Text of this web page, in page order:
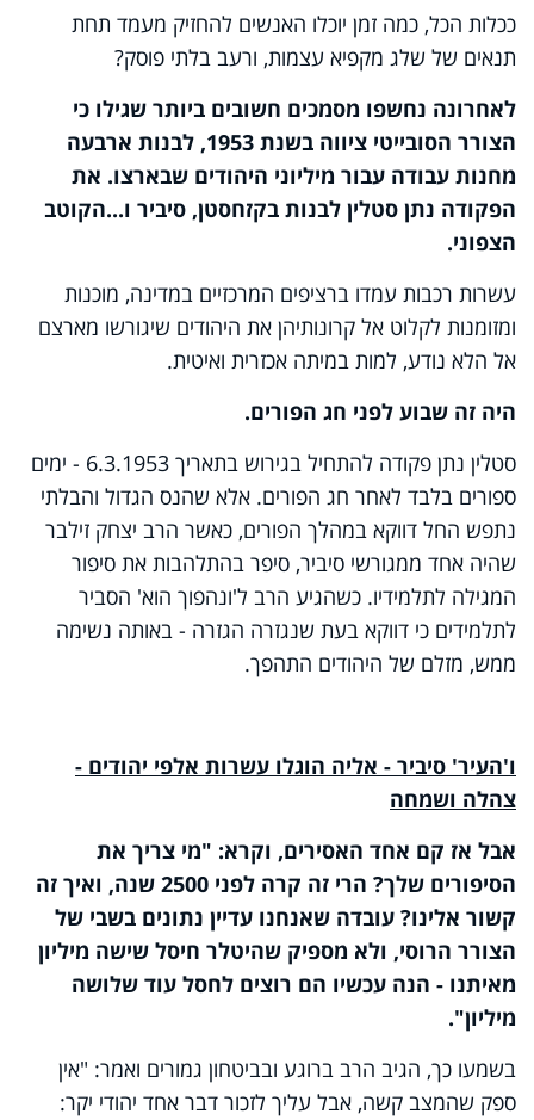
ככלות הכל, כמה זמן יוכלו האנשים להחזיק מעמד תחת
תנאים של שלג מקפיא עצמות, ורעב בלתי פוסק?
לאחרונה נחשפו מסמכים חשובים ביותר שגילו כי
הצורר הסובייטי ציווה בשנת 1953, לבנות ארבעה
מחנות עבודה עבור מיליוני היהודים שבארצו. את
הפקודה נתן סטלין לבנות בקזחסטן, סיביר ו...הקוטב
הצפוני.
עשרות רכבות עמדו ברציפים המרכזיים במדינה, מוכנות
ומזומנות לקלוט אל קרונותיהן את היהודים שיגורשו מארצם
אל הלא נודע, למות במיתה אכזרית ואיטית.
היה זה שבוע לפני חג הפורים.
סטלין נתן פקודה להתחיל בגירוש בתאריך 6.3.1953 - ימים
ספורים בלבד לאחר חג הפורים. אלא שהנס הגדול והבלתי
נתפש החל דווקא במהלך הפורים, כאשר הרב יצחק זילבר
שהיה אחד ממגורשי סיביר, סיפר בהתלהבות את סיפור
המגילה לתלמידיו. כשהגיע הרב ל'ונהפוך הוא' הסביר
לתלמידים כי דווקא בעת שנגזרה הגזרה - באותה נשימה
ממש, מזלם של היהודים התהפך.
ו'העיר' סיביר - אליה הוגלו עשרות אלפי יהודים -
צהלה ושמחה
אבל אז קם אחד האסירים, וקרא: "מי צריך את
הסיפורים שלך? הרי זה קרה לפני 2500 שנה, ואיך זה
קשור אלינו? עובדה שאנחנו עדיין נתונים בשבי של
הצורר הרוסי, ולא מספיק שהיטלר חיסל שישה מיליון
מאיתנו - הנה עכשיו הם רוצים לחסל עוד שלושה
מיליון".
בשמעו כך, הגיב הרב ברוגע ובביטחון גמורים ואמר: "אין
ספק שהמצב קשה, אבל עליך לזכור דבר אחד יהודי יקר: